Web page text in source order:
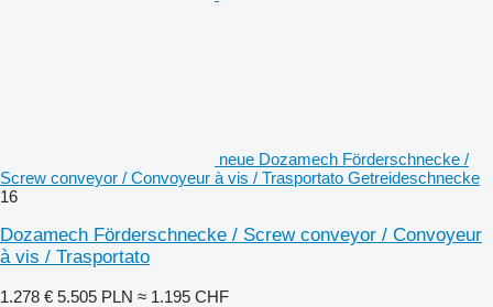
neue Dozamech Förderschnecke /
Screw conveyor / Convoyeur à vis / Trasportato Getreideschnecke
16
Dozamech Förderschnecke / Screw conveyor / Convoyeur
à vis / Trasportato
1.278 € 5.505 PLN ≈ 1.195 CHF